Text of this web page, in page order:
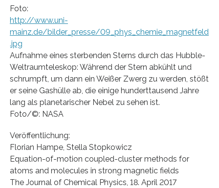
Foto:
http://www.uni-
mainz.de/bilder_presse/09_phys_chemie_magnetfeld
.jpg
Aufnahme eines sterbenden Sterns durch das Hubble-
Weltraumteleskop: Während der Stern abkühlt und
schrumpft, um dann ein Weißer Zwerg zu werden, stößt
er seine Gashülle ab, die einige hunderttausend Jahre
lang als planetarischer Nebel zu sehen ist.
Foto/©: NASA
Veröffentlichung:
Florian Hampe, Stella Stopkowicz
Equation-of-motion coupled-cluster methods for
atoms and molecules in strong magnetic fields
The Journal of Chemical Physics, 18. April 2017